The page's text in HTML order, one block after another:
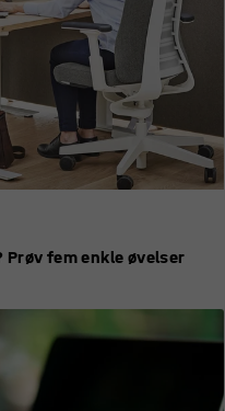
fem enkle øvelser